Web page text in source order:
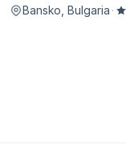
Bansko, Bulgaria ·